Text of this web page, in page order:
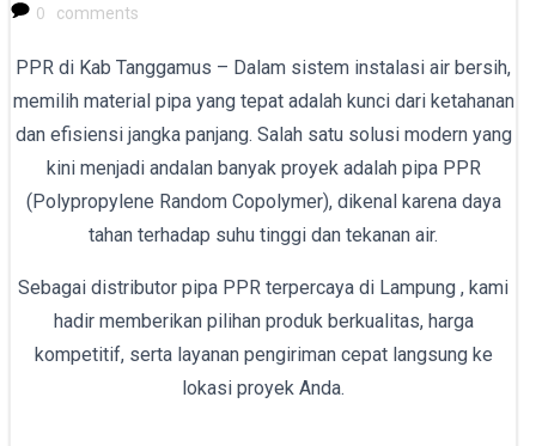
0
comments
PPR di Kab Tanggamus – Dalam sistem instalasi air bersih,
memilih material pipa yang tepat adalah kunci dari ketahanan
dan efisiensi jangka panjang. Salah satu solusi modern yang
kini menjadi andalan banyak proyek adalah pipa PPR
(Polypropylene Random Copolymer), dikenal karena daya
tahan terhadap suhu tinggi dan tekanan air.
Sebagai distributor pipa PPR terpercaya di Lampung , kami
hadir memberikan pilihan produk berkualitas, harga
kompetitif, serta layanan pengiriman cepat langsung ke
lokasi proyek Anda.